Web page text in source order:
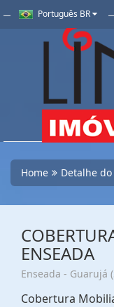
Português BR
Home Detalhe
ENSEADA
Enseada - Guarujá
Cobertura